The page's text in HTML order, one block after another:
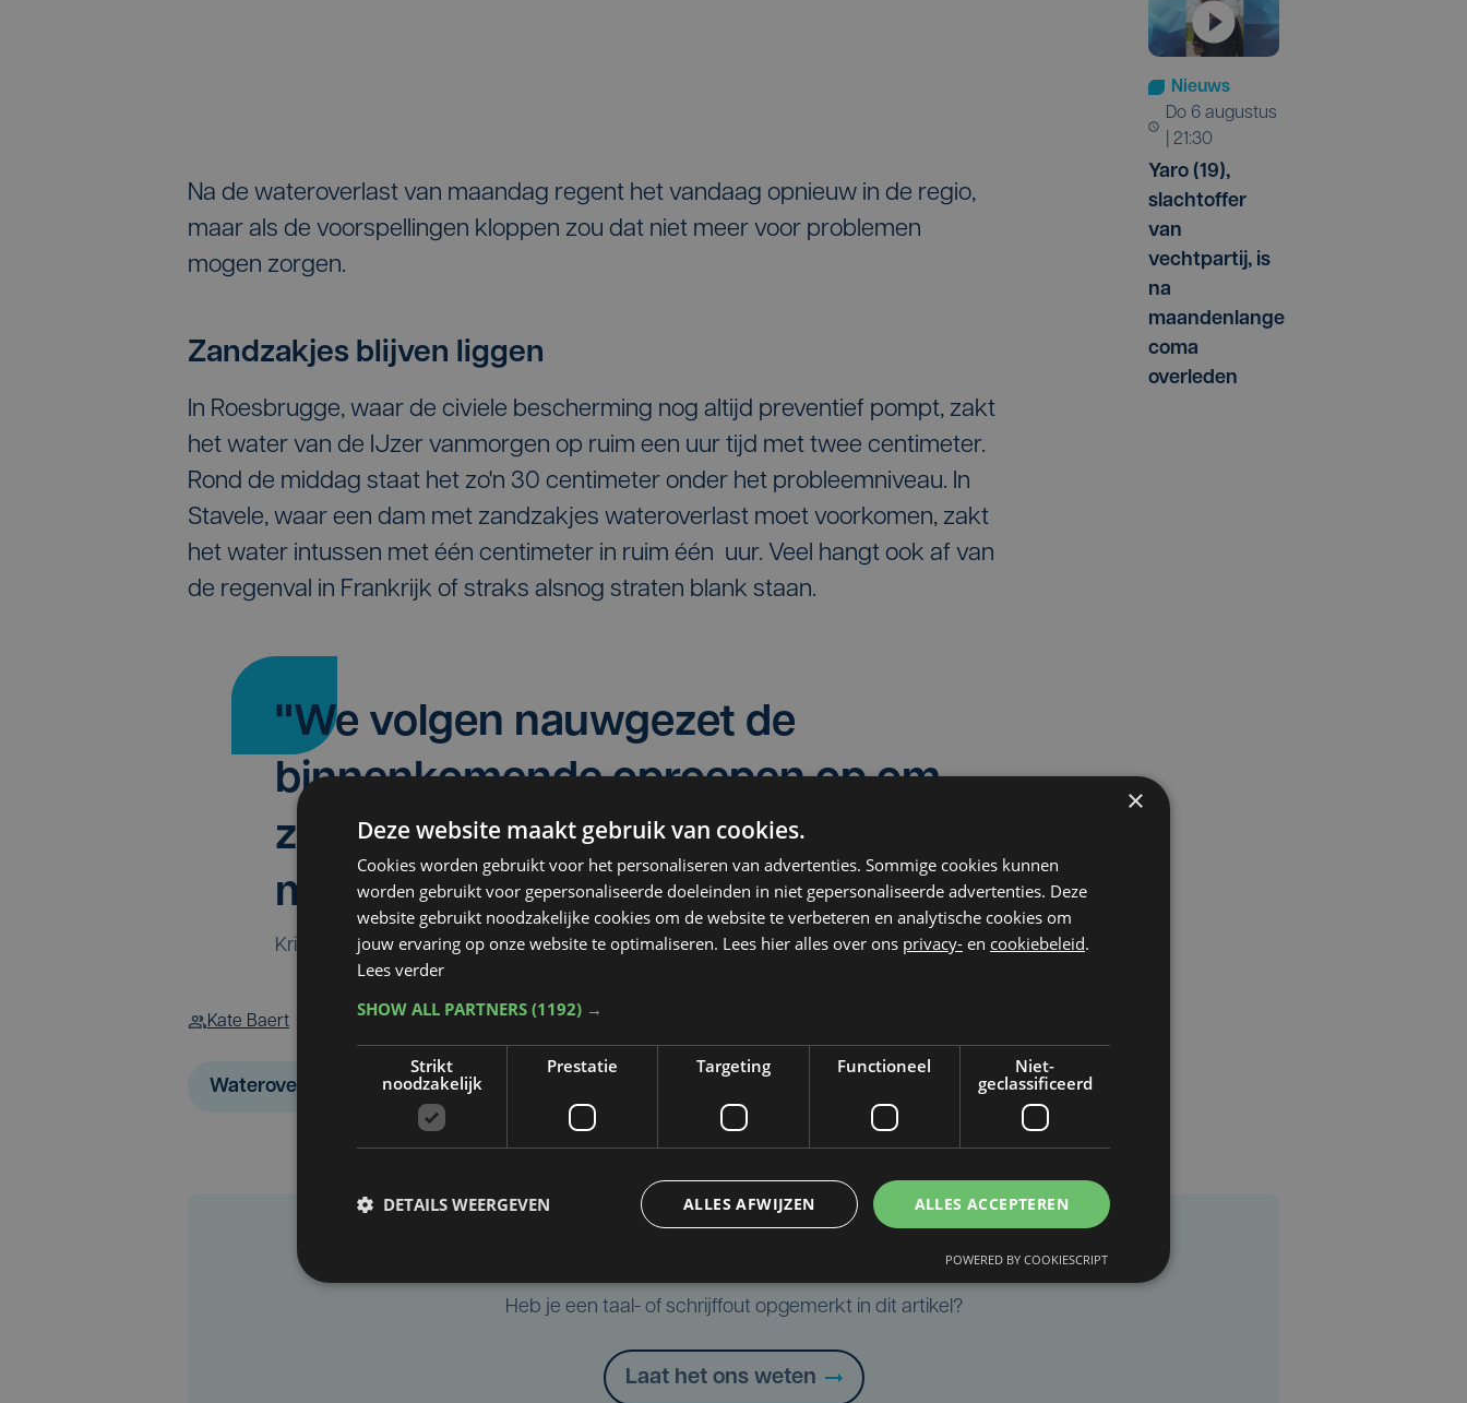
Na de wateroverlast van maandag regent het vandaag opnieuw in de regio,
maar als de voorspellingen kloppen zou dat niet meer voor problemen
mogen zorgen.
Zandzakjes blijven liggen
In Roesbrugge, waar de civiele bescherming nog altijd preventief pompt, zakt
het water van de IJzer vanmorgen op ruim een uur tijd met twee centimeter.
Rond de middag staat het zo'n 30 centimeter onder het probleemniveau. In
Stavele, waar een dam met zandzakjes wateroverlast moet voorkomen, zakt
het water intussen met één centimeter in ruim één uur. Veel hangt ook af van
de regenval in Frankrijk of straks alsnog straten blank staan.
" We volgen nauwgezet de
binnenkomende oproepen op om
zo verder in te schatten waar
maatregelen nodig zijn."
Kristof Louagie, Brandweer Westhoek
Kate Baert
Wateroverlast Westhoek
Nieuws
do 6 augustus
| 21:30
Yaro (19),
slachtoffer
van
vechtpartij, is
na
maandenlange
coma
overleden
Heb je een taal- of schrijffout opgemerkt in dit artikel?
Laat het ons weten
×
Deze website maakt gebruik van cookies.
Cookies worden gebruikt voor het personaliseren van advertenties. Sommige cookies kunnen
worden gebruikt voor gepersonaliseerde doeleinden in niet gepersonaliseerde advertenties. Deze
website gebruikt noodzakelijke cookies om de website te verbeteren en analytische cookies om
jouw ervaring op onze website te optimaliseren. Lees hier alles over ons privacy- en cookiebeleid.
Lees verder
SHOW ALL PARTNERS (1192) →
Strikt
noodzakelijk
Prestatie Targeting Functioneel
Niet-
geclassificeerd
ALLES ACCEPTEREN
ALLES AFWIJZEN
DETAILS WEERGEVEN
POWERED BY COOKIESCRIPT